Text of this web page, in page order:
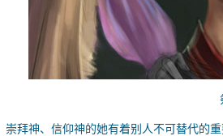
神、信仰神的她有着别人不可替代的重